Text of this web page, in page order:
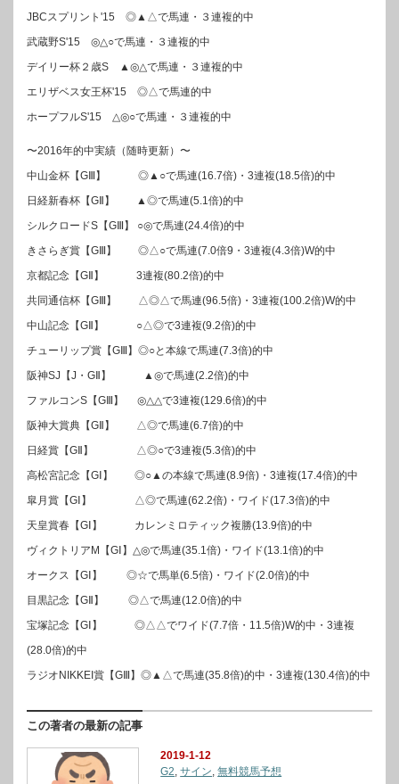
JBCスプリント'15 ◎▲△で馬連・３連複的中
武蔵野S'15 ◎△○で馬連・３連複的中
デイリー杯２歳S ▲◎△で馬連・３連複的中
エリザベス女王杯'15 ◎△で馬連的中
ホープフルS'15 △◎○で馬連・３連複的中
〜2016年的中実績（随時更新）〜
中山金杯【GⅢ】 ◎▲○で馬連(16.7倍)・3連複(18.5倍)的中
日経新春杯【GⅡ】 ▲◎で馬連(5.1倍)的中
シルクロードS【GⅢ】 ○◎で馬連(24.4倍)的中
きさらぎ賞【GⅢ】 ◎△○で馬連(7.0倍9・3連複(4.3倍)W的中
京都記念【GⅡ】 3連複(80.2倍)的中
共同通信杯【GⅢ】 △◎△で馬連(96.5倍)・3連複(100.2倍)W的中
中山記念【GⅡ】 ○△◎で3連複(9.2倍)的中
チューリップ賞【GⅢ】◎○と本線で馬連(7.3倍)的中
阪神SJ【J・GⅡ】 ▲◎で馬連(2.2倍)的中
ファルコンS【GⅢ】 ◎△△で3連複(129.6倍)的中
阪神大賞典【GⅡ】 △◎で馬連(6.7倍)的中
日経賞【GⅡ】 △◎○で3連複(5.3倍)的中
高松宮記念【GⅠ】 ◎○▲の本線で馬連(8.9倍)・3連複(17.4倍)的中
皐月賞【GⅠ】 △◎で馬連(62.2倍)・ワイド(17.3倍)的中
天皇賞春【GⅠ】 カレンミロティック複勝(13.9倍)的中
ヴィクトリアM【GⅠ】△◎で馬連(35.1倍)・ワイド(13.1倍)的中
オークス【GⅠ】 ◎☆で馬単(6.5倍)・ワイド(2.0倍)的中
目黒記念【GⅡ】 ◎△で馬連(12.0倍)的中
宝塚記念【GⅠ】 ◎△△でワイド(7.7倍・11.5倍)W的中・3連複
(28.0倍)的中
ラジオNIKKEI賞【GⅢ】◎▲△で馬連(35.8倍)的中・3連複(130.4倍)的中
この著者の最新の記事
2019-1-12
G2,サイン,無料競馬予想